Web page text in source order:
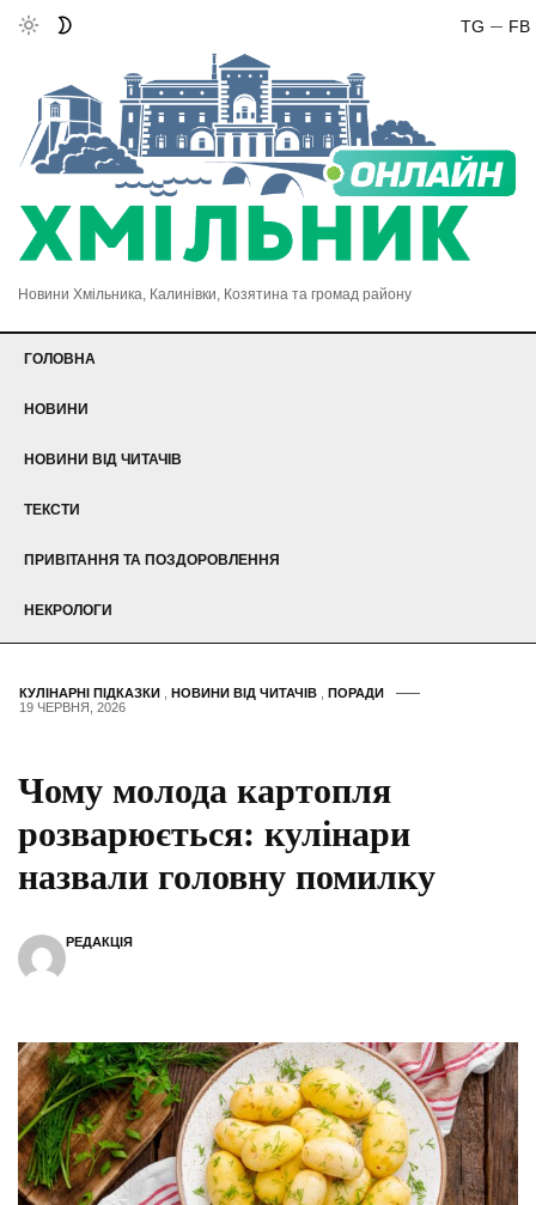
FB
TG
Новини Хмільника, Калинівки, Козятина та громад району
ГОЛОВНА
НОВИНИ
НОВИНИ ВІД ЧИТАЧІВ
ТЕКСТИ
ПРИВІТАННЯ ТА ПОЗДОРОВЛЕННЯ
НЕКРОЛОГИ
КУЛІНАРНІ ПІДКАЗКИ НОВИНИ ВІД ЧИТАЧІВ
ПОРАДИ
19 ЧЕРВНЯ, 2026
Чому молода картопля
розварюється: кулінари
назвали головну помилку
РЕДАКЦІЯ